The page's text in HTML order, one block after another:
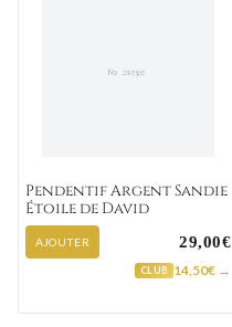
Pendentif Argent Sandie
Étoile de David
AJOUTER 29,00€
CLUB 14,50€ →